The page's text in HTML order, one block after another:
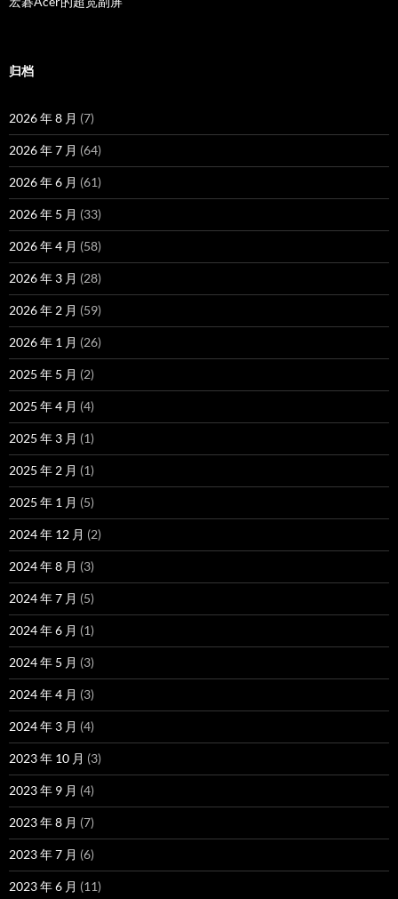
归档
2026 年 8 月 (7)
2026 年 7 月 (64)
2026 年 6 月 (61)
2026 年 5 月 (33)
2026 年 4 月 (58)
2026 年 3 月 (28)
2026 年 2 月 (59)
2026 年 1 月 (26)
2025 年 5 月 (2)
2025 年 4 月 (4)
2025 年 3 月 (1)
2025 年 2 月 (1)
2025 年 1 月 (5)
2024 年 12 月 (2)
2024 年 8 月 (3)
2024 年 7 月 (5)
2024 年 6 月 (1)
2024 年 5 月 (3)
2024 年 4 月 (3)
2024 年 3 月 (4)
2023 年 10 月 (3)
2023 年 9 月 (4)
2023 年 8 月 (7)
2023 年 7 月 (6)
2023 年 6 月 (11)